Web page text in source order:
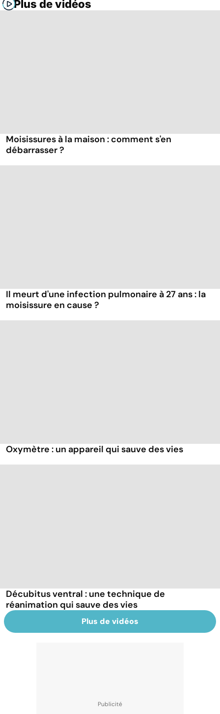
Plus de vidéos
Moisissures à la maison : comment s'en
débarrasser ?
Il meurt d'une infection pulmonaire à 27 ans : la
moisissure en cause ?
Oxymètre : un appareil qui sauve des vies
Décubitus ventral : une technique de
réanimation qui sauve des vies
Plus de vidéos